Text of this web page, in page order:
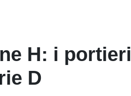
H: i portieri
D